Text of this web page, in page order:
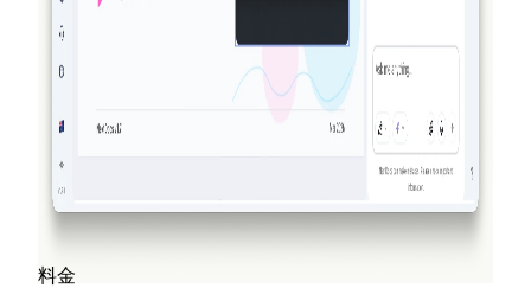
ン、動画エクスポートなど
プレゼンテーションのあらゆるオブジェクトに登場、
退場、強調アニメーションを追加できます。NextDocs
v1.7.0 では、モーションアニメーション、動画エクス
ポート、刷新されたマーケティング体験をお届けしま
続きを読む
すべてのブログ投稿を見る
料金